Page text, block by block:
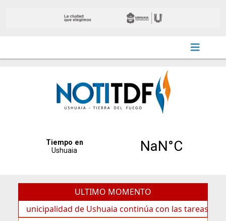
ULTIMO MOMENTO
de Ushuaia continúa con las tareas de